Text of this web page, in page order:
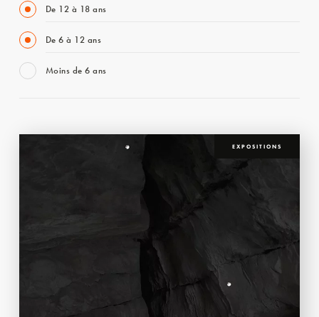
De 12 à 18 ans
De 6 à 12 ans
Moins de 6 ans
EXPOSITIONS